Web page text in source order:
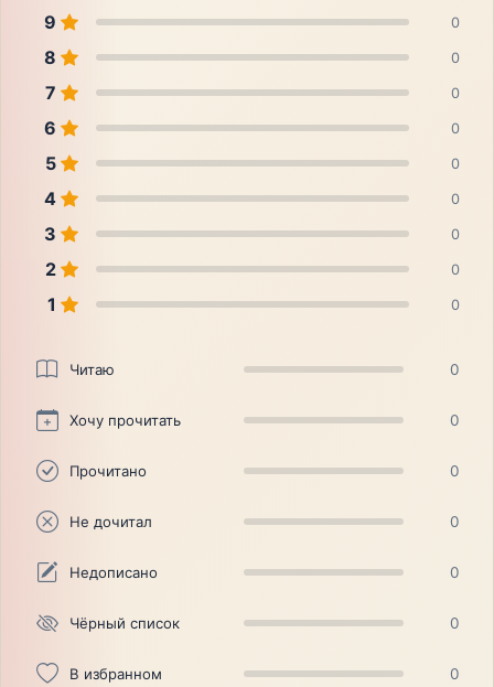
9 0
8 0
7 0
6 0
5 0
4 0
3 0
2 0
1 0
Читаю 0
Хочу прочитать 0
Прочитано 0
Не дочитал 0
Недописано 0
Чёрный список 0
В избранном 0